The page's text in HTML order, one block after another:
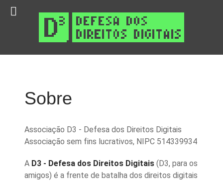
Sobre
Associação D3 - Defesa dos Direitos Digitais
Associação sem fins lucrativos, NIPC 514339934
A D3 - Defesa dos Direitos Digitais (D3, para os
amigos) é a frente de batalha dos direitos digitais